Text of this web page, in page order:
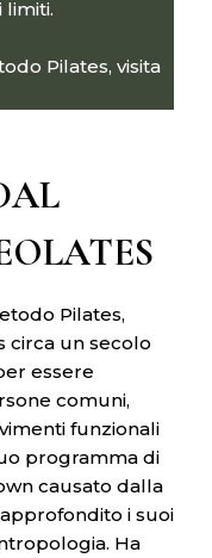
limiti.
Pilates, visita
Pilates,
circa un secolo
essere
comuni,
funzionali
programma di
causato dalla
i suoi
Ha